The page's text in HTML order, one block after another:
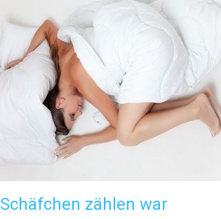
Schäfchen zählen war